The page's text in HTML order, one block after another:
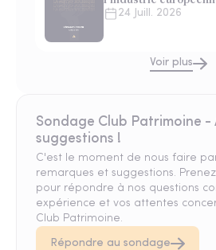
24 Juill. 2026
Voir plus
Sondage Club Patrimoine -
suggestions !
C'est le moment de nous faire
remarques et suggestions.
pour répondre à nos questions
expérience et vos attentes
Club Patrimoine.
Répondre au sondage